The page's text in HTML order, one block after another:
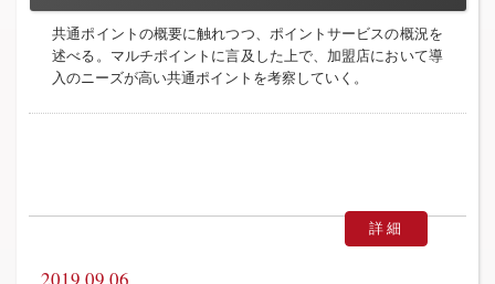
共通ポイントの概要に触れつつ、ポイントサービスの概況を
述べる。マルチポイントに言及した上で、加盟店において導
入のニーズが高い共通ポイントを考察していく。
詳細
2019.09.06